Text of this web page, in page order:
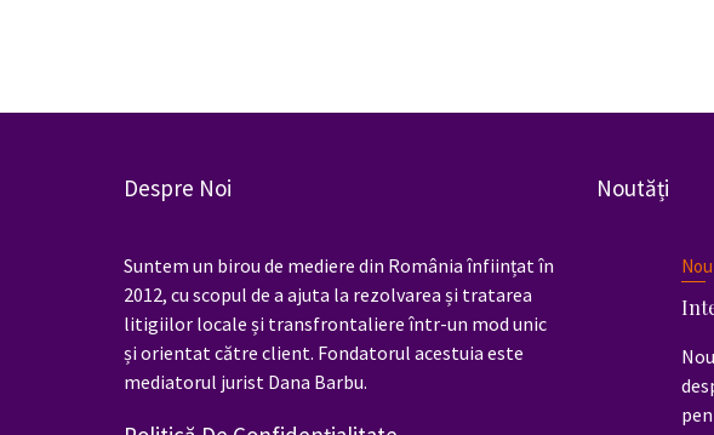
Despre Noi
Suntem un birou de mediere din România înființat în
2012, cu scopul de a ajuta la rezolvarea și tratarea
litigiilor locale și transfrontaliere într-un mod unic
și orientat către client. Fondatorul acestuia este
mediatorul jurist Dana Barbu.
Noutăți